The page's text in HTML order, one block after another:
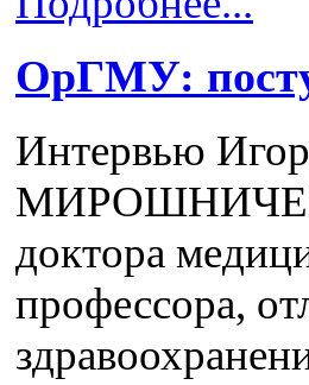
ОрГМУ:
Интервью
доктора
профессора,